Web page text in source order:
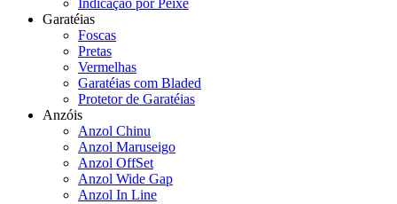
Indicação por Peixe
Garatéias
Foscas
Pretas
Vermelhas
Garatéias com Bladed
Protetor de Garatéias
Anzóis
Anzol Chinu
Anzol Maruseigo
Anzol OffSet
Anzol Wide Gap
Anzol In Line